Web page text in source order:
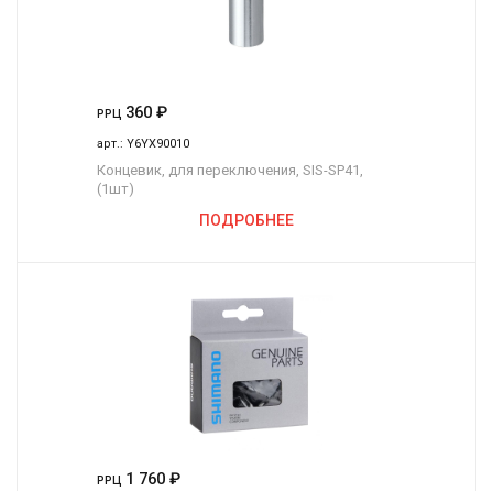
РРЦ 360 ₽
арт.: Y6YX90010
Концевик, для переключения, SIS-SP41,
(1шт)
ПОДРОБНЕЕ
РРЦ 1 760 ₽